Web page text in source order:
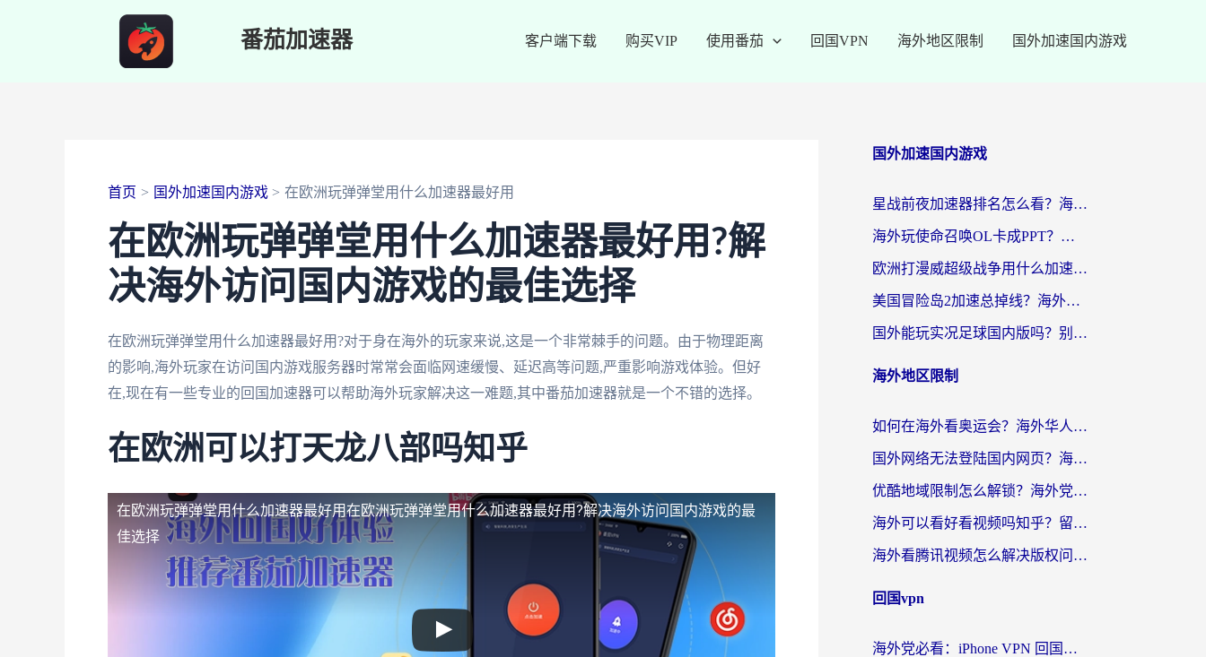
番茄加速器 客户端下载 购买VIP 使用番茄 回国VPN 海外地区限制 国外加速国内游戏
首页 国外加速国内游戏 在欧洲玩弹弹堂用什么加速器最好用
在欧洲玩弹弹堂用什么加速器最好用?解
决海外访问国内游戏的最佳选择
在欧洲玩弹弹堂用什么加速器最好用?对于身在海外的玩家来说,这是一个非常棘手的问题。由于物理距离
的影响,海外玩家在访问国内游戏服务器时常常会面临网速缓慢、延迟高等问题,严重影响游戏体验。但好
在,现在有一些专业的回国加速器可以帮助海外玩家解决这一难题,其中番茄加速器就是一个不错的选择。
在欧洲可以打天龙八部吗知乎
在欧洲玩弹弹堂用什么加速器最好用在欧洲玩弹弹堂用什么加速器最好用?解决海外访问国内游戏的最
佳选择
国外加速国内游戏
星战前夜加速器排名怎么看？海外玩家国服游戏畅玩终极指南（附欧洲玩跑跑我的起源解决方案）
海外玩使命召唤OL卡成PPT？苹果用户必看：使命召唤OL国外加速器下载苹果版指南
欧洲打漫威超级战争用什么加速器？3个海外游戏卡顿问题一次解决（附实测推荐）
美国冒险岛2加速总掉线？海外玩家必看的国服游戏加速器选择指南
国外能玩实况足球国内版吗？别再卡成PPT！海外党国服游戏加速全攻略
海外地区限制
如何在海外看奥运会？海外华人必看的体育赛事直播终极指南
国外网络无法登陆国内网页？海外党必看：选对回国加速器实现无缝访问
优酷地域限制怎么解锁？海外党亲测有效的追剧自由指南
海外可以看好看视频吗知乎？留学生亲测有效的回国追剧解决方案
海外看腾讯视频怎么解决版权问题呢？3步让你轻松解锁国内影视自由
回国vpn
海外党必看：iPhone VPN 回国怎么选？一篇搞定无缝访问国内资源